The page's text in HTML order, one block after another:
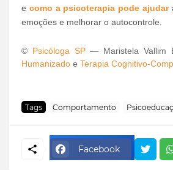
e como a psicoterapia pode ajudar
emoções e melhorar o autocontrole.
© Psicóloga SP— Maristela Vallim
Humanizado e Terapia Cognitivo-
Tags Comportamento
Facebook